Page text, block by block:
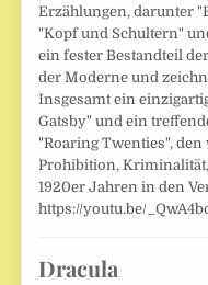
Erzählungen, darunter
"Kopf und Schultern"
ein fester Bestandteil
der Moderne und
Insgesamt ein
Gatsby" und ein
"Roaring Twenties",
Prohibition,
1920er Jahren in den
https://youtu.be/
Dracula